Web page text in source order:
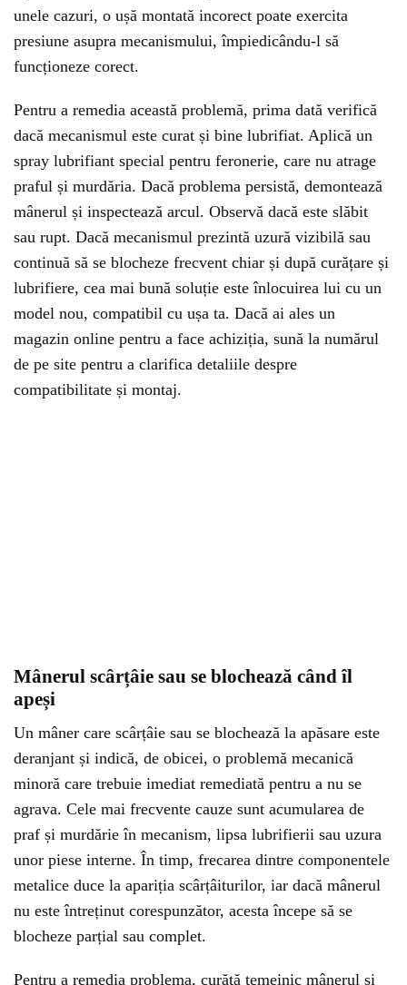
unele cazuri, o ușă montată incorect poate exercita
presiune asupra mecanismului, împiedicându-l să
funcționeze corect.
Pentru a remedia această problemă, prima dată verifică
dacă mecanismul este curat și bine lubrifiat. Aplică un
spray lubrifiant special pentru feronerie, care nu atrage
praful și murdăria. Dacă problema persistă, demontează
mânerul și inspectează arcul. Observă dacă este slăbit
sau rupt. Dacă mecanismul prezintă uzură vizibilă sau
continuă să se blocheze frecvent chiar și după curățare și
lubrifiere, cea mai bună soluție este înlocuirea lui cu un
model nou, compatibil cu ușa ta. Dacă ai ales un
magazin online pentru a face achiziția, sună la numărul
de pe site pentru a clarifica detaliile despre
compatibilitate și montaj.
Mânerul scârțâie sau se blochează când îl
apeși
Un mâner care scârțâie sau se blochează la apăsare este
deranjant și indică, de obicei, o problemă mecanică
minoră care trebuie imediat remediată pentru a nu se
agrava. Cele mai frecvente cauze sunt acumularea de
praf și murdărie în mecanism, lipsa lubrifierii sau uzura
unor piese interne. În timp, frecarea dintre componentele
metalice duce la apariția scârțâiturilor, iar dacă mânerul
nu este întreținut corespunzător, acesta începe să se
blocheze parțial sau complet.
Pentru a remedia problema, curăță temeinic mânerul și